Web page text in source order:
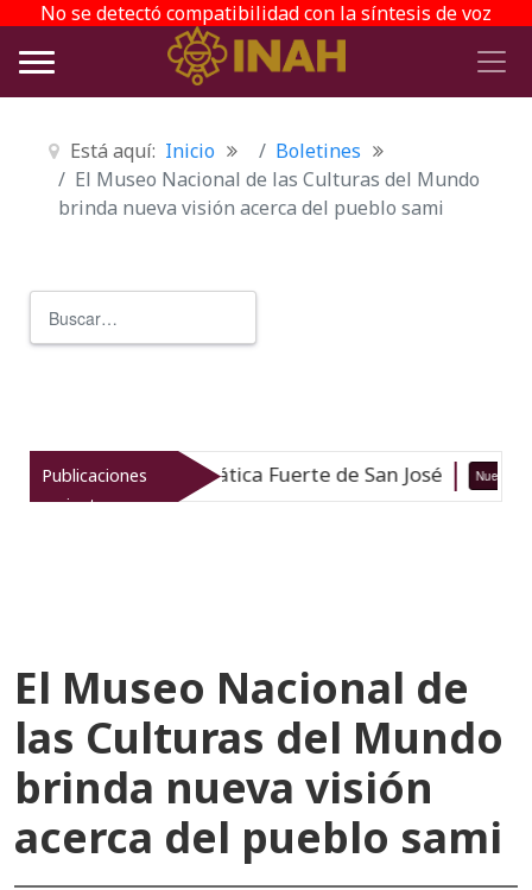
No se detectó compatibilidad con la síntesis de voz
Está aquí: Inicio
Boletines
El Museo Nacional de las Culturas del Mundo
brinda nueva visión acerca del pueblo sami
Publicaciones
recientes
Subacuática Fuerte de San José Nuevo 05-08-26
El Museo Nacional de
las Culturas del Mundo
brinda nueva visión
acerca del pueblo sami